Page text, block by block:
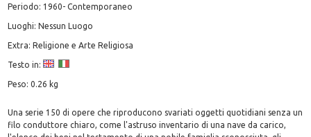
Periodo: 1960- Contemporaneo
Luoghi: Nessun Luogo
Extra: Religione e Arte Religiosa
Testo in:
Peso: 0.26 kg
Una serie 150 di opere che riproducono svariati oggetti quotidiani senza un
filo conduttore chiaro, come l'astruso inventario di una nave da carico,